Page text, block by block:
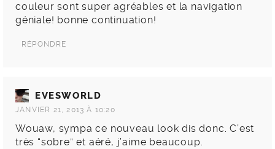
couleur sont super agréables et la navigation
géniale! bonne continuation!
RÉPONDRE
EVESWORLD
JANVIER 21, 2013 À 10:20
Wouaw, sympa ce nouveau look dis donc. C’est
très “sobre” et aéré, j’aime beaucoup.